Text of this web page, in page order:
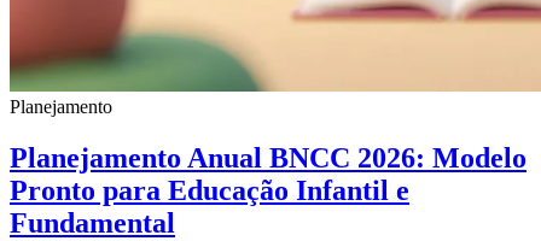
Planejamento
Planejamento Anual BNCC 2026: Modelo
Pronto para Educação Infantil e
Fundamental